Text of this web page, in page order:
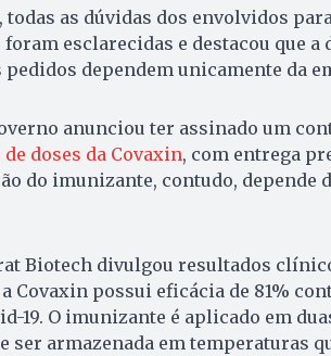
todas as dúvidas dos envolvidos
esclarecidas e destacou que a
pedidos dependem unicamente da
anunciou ter assinado um
doses da Covaxin, com entrega
do imunizante, contudo, depende
Biotech divulgou resultados
Covaxin possui eficácia de 81%
19. O imunizante é aplicado em
ser armazenada em temperaturas